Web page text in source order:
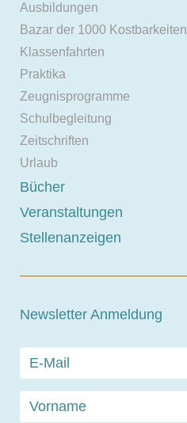
Ausbildungen
Bazar der 1000 Kostbarkeiten
Klassenfahrten
Praktika
Zeugnisprogramme
Schulbegleitung
Zeitschriften
Urlaub
Bücher
Veranstaltungen
Stellenanzeigen
Newsletter Anmeldung